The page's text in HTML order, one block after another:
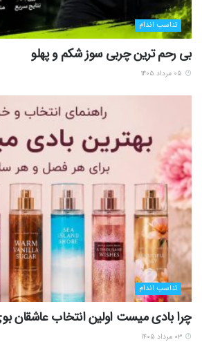
تناسب اندام
بی رحم ترین چربی سوز شکم و پهلو
تناسب اندام
چرا بادی میست اولین انتخاب